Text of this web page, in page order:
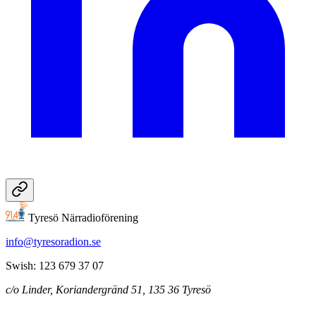
Tyresö Närradioförening
info@tyresoradion.se
Swish: 123 679 37 07
c/o Linder, Koriandergränd 51, 135 36 Tyresö